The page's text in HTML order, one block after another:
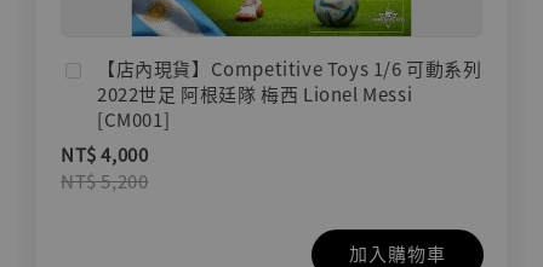
【店內現貨】Competitive Toys 1/6 可動系列
2022世足 阿根廷隊 梅西 Lionel Messi
[CM001]
NT$ 4,000
NT$ 5,200
加入購物車